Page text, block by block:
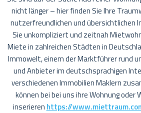
nicht länger – hier finden Sie Ihre
nutzerfreundlichen und übersichtlichen
Sie unkompliziert und zeitnah
Miete in zahlreichen Städten in
Immowelt, einem der Marktführer rund
und Anbieter im deutschsprachigen
verschiedenen Immobilien Maklern
können bei bei uns ihre Wohnung oder
inserieren https://